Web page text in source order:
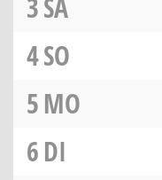
3SA
4SO
5MO
6DI